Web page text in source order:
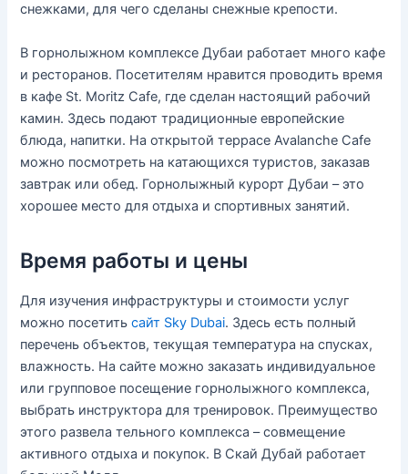
снежками, для чего сделаны снежные крепости.
В горнолыжном комплексе Дубаи работает много кафе
и ресторанов. Посетителям нравится проводить время
в кафе St. Moritz Cafe, где сделан настоящий рабочий
камин. Здесь подают традиционные европейские
блюда, напитки. На открытой террасе Avalanche Cafe
можно посмотреть на катающихся туристов, заказав
завтрак или обед. Горнолыжный курорт Дубаи – это
хорошее место для отдыха и спортивных занятий.
Время работы и цены
Для изучения инфраструктуры и стоимости услуг
можно посетитьсайт Sky Dubai. Здесь есть полный
перечень объектов, текущая температура на спусках,
влажность. На сайте можно заказать индивидуальное
или групповое посещение горнолыжного комплекса,
выбрать инструктора для тренировок. Преимущество
этого развела тельного комплекса – совмещение
активного отдыха и покупок. В Скай Дубай работает